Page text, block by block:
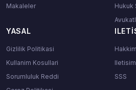
Makaleler
Hukuk
YASAL
Gizlilik Politikasi
Kullanim Kosullari
Sorumluluk Reddi
Iletisim
SSS